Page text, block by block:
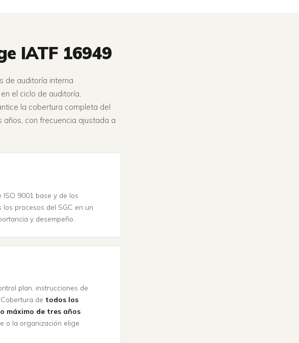
IATF 16949
de auditoría interna
el ciclo de auditoría,
la cobertura completa del
con frecuencia ajustada a
ISO 9001 base y de los
procesos del SGC en un
y desempeño.
plan, instrucciones de
de todos los
máximo de tres años.
o la organización elige